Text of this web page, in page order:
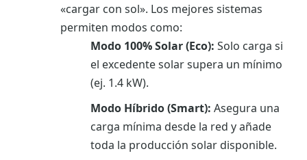
«cargar con sol». Los mejores sistemas
permiten modos como:
Modo 100% Solar (Eco): Solo carga si
el excedente solar supera un mínimo
(ej. 1.4 kW).
Modo Híbrido (Smart): Asegura una
carga mínima desde la red y añade
toda la producción solar disponible.